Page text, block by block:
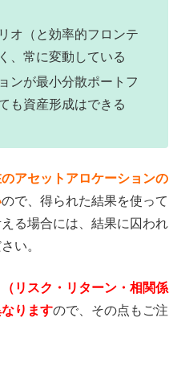
オ（と効率的フロンテ
、常に変動している
ンが最小分散ポートフ
も資産形成はできる
アセットアロケーションの
ので、得られた結果を使って
る場合には、結果に囚われ
い。
リスク・リターン・相関係
りますので、その点もご注